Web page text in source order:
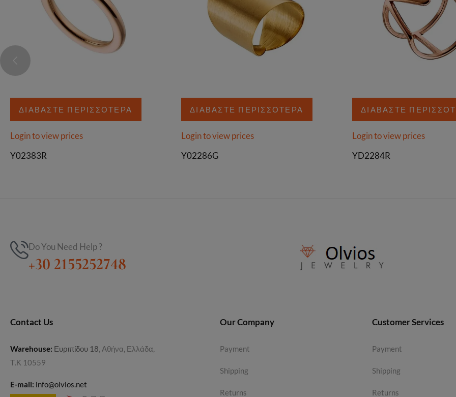
ΔΙΑΒΆΣΤΕ ΠΕΡΙΣΣΌΤΕΡΑ
Login to view prices
Y02383R
ΔΙΑΒΆΣΤΕ ΠΕΡΙΣΣΌΤΕΡΑ
Login to view prices
Y02286G
ΔΙΑΒΆΣΤΕ
Login to view prices
YD2284R
Do You Need Help ?
+30 2155252748
Contact Us
Warehouse: Ευριπίδου 18, Αθήνα, Ελλάδα,
Τ.Κ 10559
E-mail: info@olvios.net
Our Company
Payment
Shipping
Returns
Customer Services
Payment
Shipping
Returns